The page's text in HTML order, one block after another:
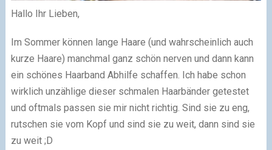
Hallo Ihr Lieben,
Im Sommer können lange Haare (und wahrscheinlich auch
kurze Haare) manchmal ganz schön nerven und dann kann
ein schönes Haarband Abhilfe schaffen. Ich habe schon
wirklich unzählige dieser schmalen Haarbänder getestet
und oftmals passen sie mir nicht richtig. Sind sie zu eng,
rutschen sie vom Kopf und sind sie zu weit, dann sind sie
zu weit ;D